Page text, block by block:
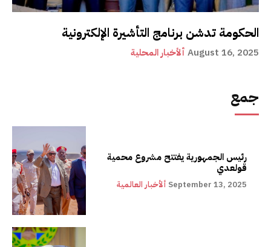
الحكومة تدشن برنامج التأشيرة الإلكترونية
ألأخبار المحلية August 16, 2025
جمع
رئيس الجمهورية يفتتح مشروع محمية
قولعدي
ألأخبار العالمية September 13, 2025